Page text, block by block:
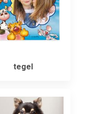
tegel